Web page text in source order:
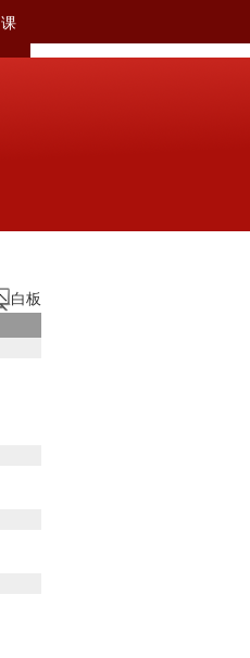
白板